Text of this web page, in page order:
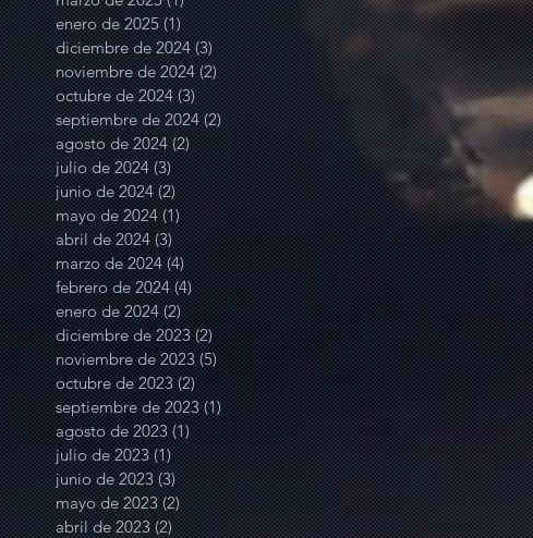
enero de 2025 (1)1 entrada
diciembre de 2024 (3)3 entradas
noviembre de 2024 (2)2 entradas
octubre de 2024 (3)3 entradas
septiembre de 2024 (2)2 entradas
agosto de 2024 (2)2 entradas
julio de 2024 (3)3 entradas
junio de 2024 (2)2 entradas
mayo de 2024 (1)1 entrada
abril de 2024 (3)3 entradas
marzo de 2024 (4)4 entradas
febrero de 2024 (4)4 entradas
enero de 2024 (2)2 entradas
diciembre de 2023 (2)2 entradas
noviembre de 2023 (5)5 entradas
octubre de 2023 (2)2 entradas
septiembre de 2023 (1)1 entrada
agosto de 2023 (1)1 entrada
julio de 2023 (1)1 entrada
junio de 2023 (3)3 entradas
mayo de 2023 (2)2 entradas
abril de 2023 (2)2 entradas